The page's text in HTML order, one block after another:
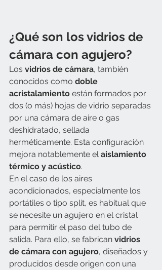
¿Qué son los vidrios de
cámara con agujero?
Los vidrios de cámara, también
conocidos como doble
acristalamiento están formados por
dos (o más) hojas de vidrio separadas
por una cámara de aire o gas
deshidratado, sellada
herméticamente. Esta configuración
mejora notablemente el aislamiento
térmico y acústico.
En el caso de los aires
acondicionados, especialmente los
portátiles o tipo split, es habitual que
se necesite un agujero en el cristal
para permitir el paso del tubo de
salida. Para ello, se fabrican vidrios
de cámara con agujero, diseñados y
producidos desde origen con una